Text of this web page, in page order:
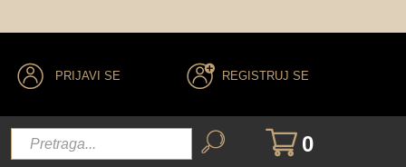
PRIJAVI SE REGISTRUJ SE
0